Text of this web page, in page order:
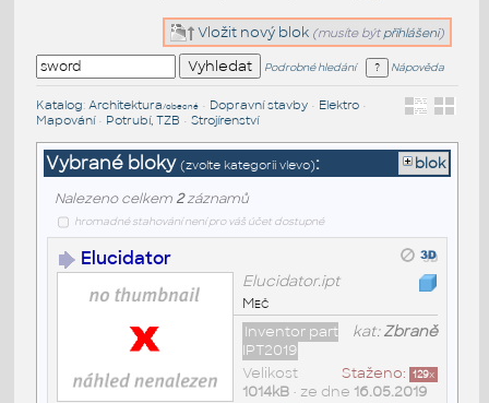
Vložit nový blok (musíte být přihlášeni)
Podrobné hledání Nápověda
Katalog: Architektura/obecné• Dopravní stavby• Elektro•
Mapování• Potrubí, TZB • Strojírenství
Vybrané bloky (zvolte kategorii vlevo): blok
Nalezeno celkem 2záznamů
hromadné stahování není pro váš účet dostupné
Elucidator
Elucidator.ipt
Meč
kat:Zbraně
Inventor part
IPT2019
Staženo: 129x
Velikost
1014kB• ze dne 16.05.2019